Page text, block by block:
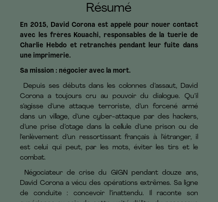
Résumé
En 2015, David Corona est appelé pour nouer contact
avec les frères Kouachi, responsables de la tuerie de
Charlie Hebdo et retranchés pendant leur fuite dans
une imprimerie.
Sa mission : négocier avec la mort.
Depuis ses débuts dans les colonnes d’assaut, David
Corona a toujours cru au pouvoir du dialogue. Qu’il
s’agisse d’une attaque terroriste, d’un forcené armé
dans un village, d’une cyber-attaque par des hackers,
d’une prise d’otage dans la cellule d’une prison ou de
l’enlèvement d’un ressortissant français à l’étranger, il
est celui qui peut, par les mots, éviter les tirs et le
combat.
Négociateur de crise du GIGN pendant douze ans,
David Corona a vécu des opérations extrêmes. Sa ligne
de conduite : concevoir l’inattendu. Il raconte son